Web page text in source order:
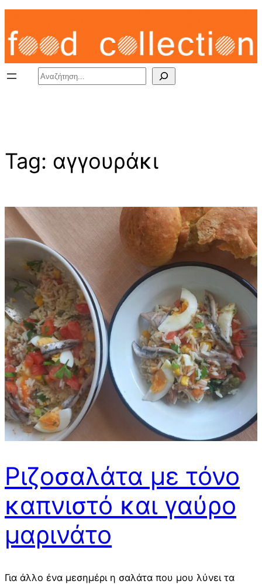
Skip
content
Search
Tag: αγγουράκι
Ριζοσαλάτα με τόνο
καπνιστό και γαύρο
μαρινάτο
Για άλλο ένα μεσημέρι η σαλάτα που μου λύνει τα